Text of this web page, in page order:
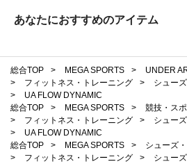
あなたにおすすめのアイテム
総合TOP > MEGA SPORTS >
UNDER
>
フィットネス・トレーニング > シューズ
>
UA FLOW DYNAMIC
総合TOP
> MEGA SPORTS >
競技・ス
>
フィットネス・トレーニング > シューズ
>
UA FLOW DYNAMIC
総合TOP
> MEGA SPORTS >
シューズ
>
フィットネス・トレーニング > シューズ